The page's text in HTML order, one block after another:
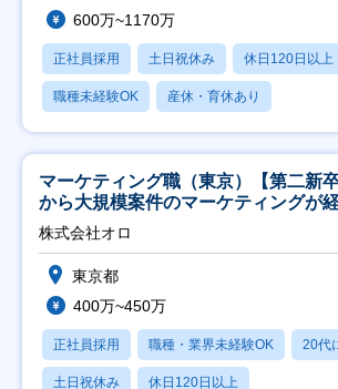
600万~1170万
正社員採用 土日祝休み 休日120日以上
職種未経験OK 産休・育休あり
マーケティング職（東京）【第二新
から大規模案件のマーケティングが
修充実】
株式会社オロ
東京都
400万~450万
正社員採用 職種・業界未経験OK 20代
土日祝休み 休日120日以上